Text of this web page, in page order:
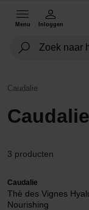
Menu Inloggen
Caudalie
Caudalie
3 producten
Caudalie
Thè des Vignes
Nourishing